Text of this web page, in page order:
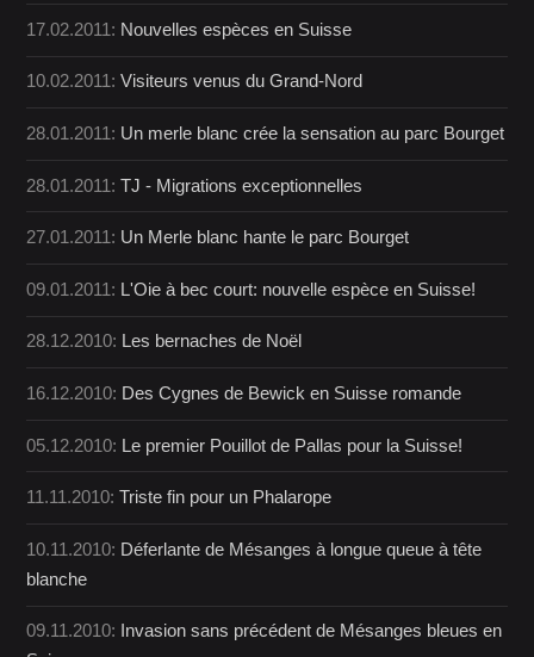
17.02.2011: Nouvelles espèces en Suisse
10.02.2011:Visiteurs venus du Grand-Nord
28.01.2011: Un merle blanc crée la sensation au parc Bourget
28.01.2011:TJ - Migrations exceptionnelles
27.01.2011: Un Merle blanc hante le parc Bourget
09.01.2011: L'Oie à bec court: nouvelle espèce en Suisse!
28.12.2010: Les bernaches de Noël
16.12.2010: Des Cygnes de Bewick en Suisse romande
05.12.2010: Le premier Pouillot de Pallas pour la Suisse!
11.11.2010:Triste fin pour un Phalarope
10.11.2010: Déferlante de Mésanges à longue queue à tête
blanche
09.11.2010:
Invasion sans précédent de Mésanges bleues en